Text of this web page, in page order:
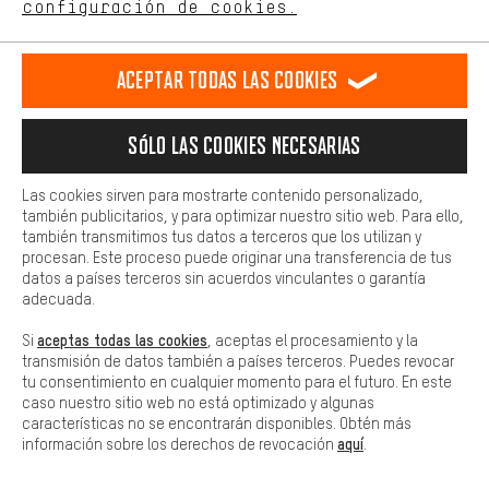
español english Deutsch
RESCINDIR EL CONTRATO Comunidad de Aquisgrán Programa de afiliados
Aviso Legal Protección de datos Condiciones Generales
Plataforma de reportes Reciclaje de baterias
Configuración de las cookies Ajusta el contraste
Todos los precios indicados son en euros e sin MwSt, más
gastos de envío aEstados Unidos.
configuración de cookies.
Más confort
cookies de comodidad, creamos enlaces a plataformas de redes
sociales. Esto nos permite proporcionarle más contenido e
adicionales que le ayudarán a encontrar los productos adecuados.
preguntas de forma rápida y sencilla.
Básica
Las cookies básicas aseguran que puedas usar nuestro sitio web.
Aceptar todas las cookies
Sólo las cookies necesarias
Las cookies sirven para mostrarte contenido personalizado,
también publicitarios, y para optimizar nuestro sitio web. Para ello,
también transmitimos tus datos a terceros que los utilizan y
procesan. Este proceso puede originar una transferencia de tus
datos a países terceros sin acuerdos vinculantes o garantía
adecuada.
Si aceptas todas las cookies , aceptas el procesamiento y la
transmisión de datos también a países terceros. Puedes revocar
tu consentimiento en cualquier momento para el futuro. En este
caso nuestro sitio web no está optimizado y algunas
características no se encontrarán disponibles. Obtén más
información sobre los derechos de revocación aquí.